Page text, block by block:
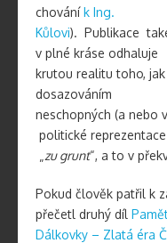
chováník Ing.
Kůlovi). Publikace
v plné kráse odhaluje
krutou realitu toho, jak
dosazováním
neschopných (a nebo
politické
zu grunt“, a to v
Pokud člověk patřil k
přečetl druhý díl
Dálkovky – Zlatá éra